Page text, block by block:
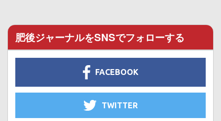
肥後ジャーナルをSNSでフォローする
FACEBOOK
TWITTER